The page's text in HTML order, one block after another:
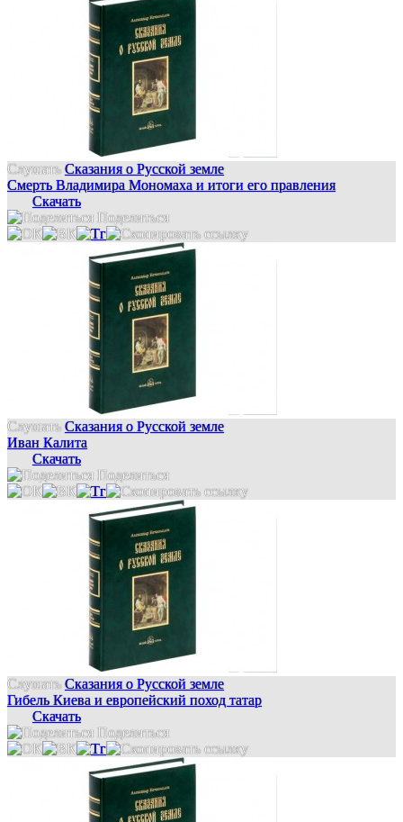
Слушать Сказания о Русской земле
Смерть Владимира Мономаха и итоги его правления
Скачать
Поделиться
Слушать Сказания о Русской земле
Иван Калита
Скачать
Поделиться
Слушать Сказания о Русской земле
Гибель Киева и европейский поход татар
Скачать
Поделиться